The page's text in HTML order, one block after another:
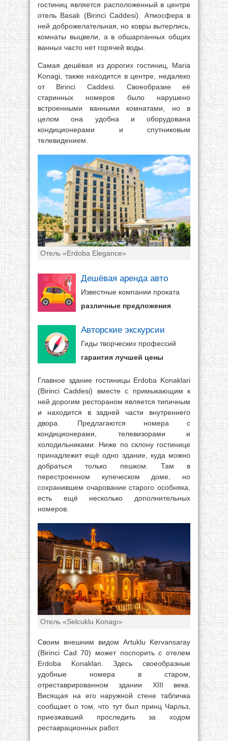
гостиниц является расположенный в центре
отель Basak (Birinci Caddesi). Атмосфера в
ней доброжелательная, но ковры вытерлись,
комнаты выцвели, а в обшарпанных общих
ванных часто нет горячей воды.
Самая дешёвая из дорогих гостиниц, Maria
Konagi, также находится в центре, недалеко
от Birinci Caddesi. Своеобразие её
старинных номеров было нарушено
встроенными ванными комнатами, но в
целом она удобна и оборудована
кондиционерами и спутниковым
телевидением.
Отель «Erdoba Elegance»
Дешёвая аренда авто
Известные компании проката
различные предложения
Авторские экскурсии
Гиды творческих профессий
гарантия лучшей цены
Главное здание гостиницы Erdoba Konaklari
(Birinci Caddesi) вместе с примыкающим к
ней дорогим рестораном является типичным
и находится в задней части внутреннего
двора. Предлагаются номера с
кондиционерами, телевизорами и
холодильниками. Ниже по склону гостинице
принадлежит ещё одно здание, куда можно
добраться только пешком. Там в
перестроенном купеческом доме, но
сохранившем очарование старого особняка,
есть ещё несколько дополнительных
номеров.
Отель «Selcuklu Konagı»
Своим внешним видом Artuklu Kervansaray
(Birinci Cad 70) может поспорить с отелем
Erdoba Konaklan. Здесь своеобразные
удобные номера в старом,
отреставрированном здании XIII века.
Висящая на его наружной стене табличка
сообщает о том, что тут был принц Чарльз,
приезжавший проследить за ходом
реставрационных работ.